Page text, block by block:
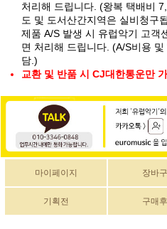
처리해 드립니다. (왕복 택배비
도 및 도서산간지역은 실비청구
제품 A/S 발생 시 유럽악기 고객
면 처리해 드립니다. (A/S비용
담.)
교환 및 반품 시 CJ대한통운만
마이페이지 장바
기획전 구매후